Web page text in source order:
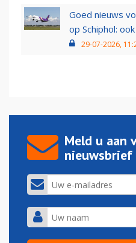
Goed nieuws
op Schiphol:
29-07-2026,
Meld u aan
nieuwsbrief